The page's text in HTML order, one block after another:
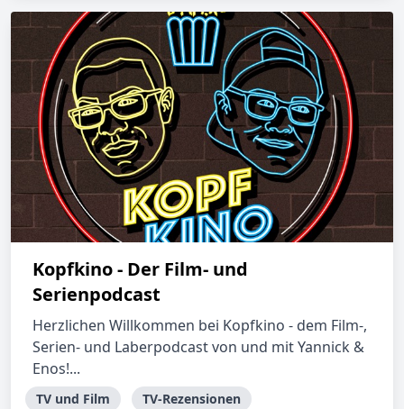
Kopfkino - Der Film- und
Serienpodcast
Herzlichen Willkommen bei Kopfkino - dem Film-,
Serien- und Laberpodcast von und mit Yannick &
Enos!...
TV und Film TV-Rezensionen